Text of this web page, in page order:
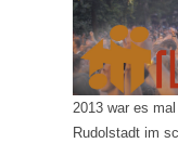
2013 war es
Rudolstadt im